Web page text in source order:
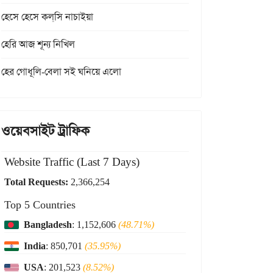
হেসে হেসে কল্‌সি নাচাইয়া
হেরি আজ শূন্য নিখিল
হের গোধূলি-বেলা সই ঘনিয়ে এলো
ওয়েবসাইট ট্রাফিক
Website Traffic (Last 7 Days)
Total Requests: 2,366,254
Top 5 Countries
Bangladesh: 1,152,606(48.71%)
India: 850,701 (35.95%)
USA: 201,523(8.52%)